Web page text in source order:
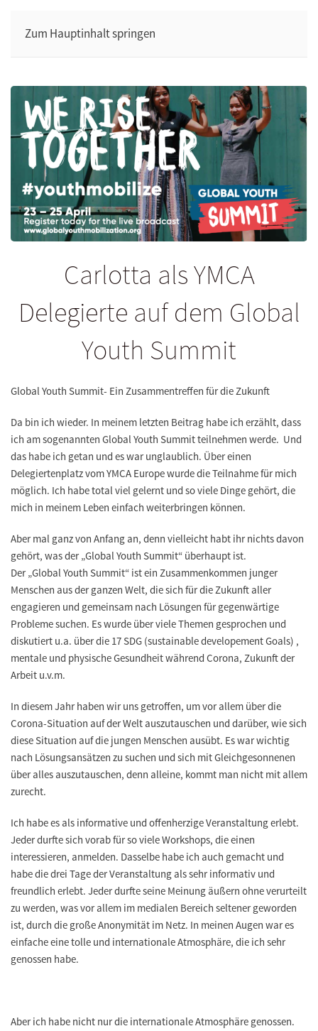
Zum Hauptinhalt springen
Carlotta als YMCA
Delegierte auf dem Global
Youth Summit
Global Youth Summit- Ein Zusammentreffen für die Zukunft
Da bin ich wieder. In meinem letzten Beitrag habe ich erzählt, dass
ich am sogenannten Global Youth Summit teilnehmen werde. Und
das habe ich getan und es war unglaublich. Über einen
Delegiertenplatz vom YMCA Europe wurde die Teilnahme für mich
möglich. Ich habe total viel gelernt und so viele Dinge gehört, die
mich in meinem Leben einfach weiterbringen können.
Aber mal ganz von Anfang an, denn vielleicht habt ihr nichts davon
gehört, was der „Global Youth Summit“ überhaupt ist.
Der„Global Youth Summit“ ist ein Zusammenkommen junger
Menschen aus der ganzen Welt, die sich für die Zukunft aller
engagieren und gemeinsam nach Lösungen für gegenwärtige
Probleme suchen. Es wurde über viele Themen gesprochen und
diskutiert u.a. über die 17 SDG (sustainable developement Goals) ,
mentale und physische Gesundheit während Corona, Zukunft der
Arbeit u.v.m.
In diesem Jahr haben wir uns getroffen, um vor allem über die
Corona-Situation auf der Welt auszutauschen und darüber, wie sich
diese Situation auf die jungen Menschen ausübt. Es war wichtig
nach Lösungsansätzen zu suchen und sich mit Gleichgesonnenen
über alles auszutauschen, denn alleine, kommt man nicht mit allem
zurecht.
Ich habe es als informative und offenherzige Veranstaltung erlebt.
Jeder durfte sich vorab für so viele Workshops, die einen
interessieren, anmelden. Dasselbe habe ich auch gemacht und
habe die drei Tage der Veranstaltung als sehr informativ und
freundlich erlebt. Jeder durfte seine Meinung äußern ohne verurteilt
zu werden, was vor allem im medialen Bereich seltener geworden
ist, durch die große Anonymität im Netz. In meinen Augen war es
einfache eine tolle und internationale Atmosphäre, die ich sehr
genossen habe.
Aber ich habe nicht nur die internationale Atmosphäre genossen.